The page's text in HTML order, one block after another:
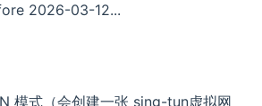
2026-03-12...
模式（会创建一张 sing-tun虚拟网